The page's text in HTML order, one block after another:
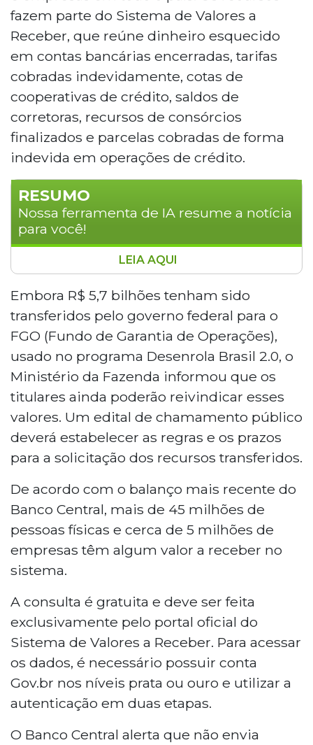
fazem parte do Sistema de Valores a
Receber, que reúne dinheiro esquecido
em contas bancárias encerradas, tarifas
cobradas indevidamente, cotas de
cooperativas de crédito, saldos de
corretoras, recursos de consórcios
finalizados e parcelas cobradas de forma
indevida em operações de crédito.
RESUMO
Nossa ferramenta de IA resume a notícia
para você!
O Banco Central informa que R$ 4,9
bilhões estão disponíveis para saque no
Sistema de Valores a Receber (SVR),
reunindo recursos esquecidos em contas
encerradas, tarifas indevidas e consórcios.
Mais de 45 milhões de pessoas físicas e 5
milhões de empresas têm valores a
resgatar. A consulta é gratuita pelo portal
oficial, exigindo conta Gov.br prata ou
ouro.
LEIA AQUI
Embora R$ 5,7 bilhões tenham sido
transferidos pelo governo federal para o
FGO (Fundo de Garantia de Operações),
usado no programa Desenrola Brasil 2.0, o
Ministério da Fazenda informou que os
titulares ainda poderão reivindicar esses
valores. Um edital de chamamento público
deverá estabelecer as regras e os prazos
para a solicitação dos recursos transferidos.
De acordo com o balanço mais recente do
Banco Central, mais de 45 milhões de
pessoas físicas e cerca de 5 milhões de
empresas têm algum valor a receber no
sistema.
A consulta é gratuita e deve ser feita
exclusivamente pelo portal oficial do
Sistema de Valores a Receber. Para acessar
os dados, é necessário possuir conta
Gov.br nos níveis prata ou ouro e utilizar a
autenticação em duas etapas.
O Banco Central alerta que não envia